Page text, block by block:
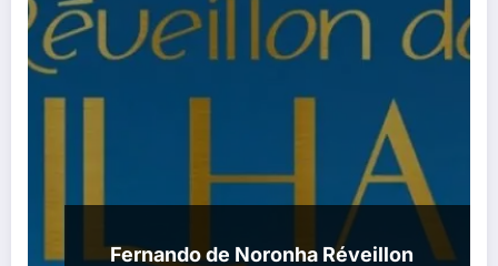
Fernando de Noronha Réveillon